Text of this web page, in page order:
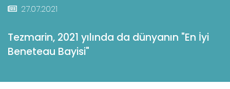
27.07.2021
Tezmarin, 2021 yılında da dünyanın "En İyi
Beneteau Bayisi"